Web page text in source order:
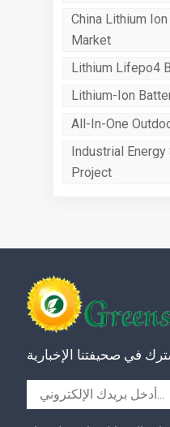
China Lithium
Market
Lithium Lifepo4
Lithium-Ion
All-In-One
Industrial Energy
Project
في صحيفتنا الإخبارية